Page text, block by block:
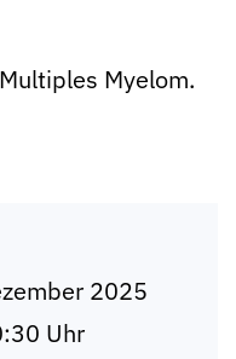
Myelom.
2025
Uhr